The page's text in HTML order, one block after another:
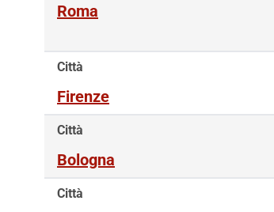
Roma
Città
Firenze
Città
Bologna
Città